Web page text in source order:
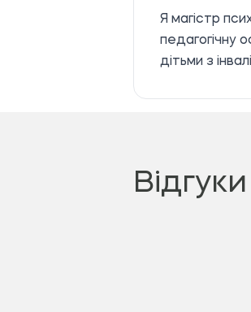
Я магістр
педагогічну
дітьми з